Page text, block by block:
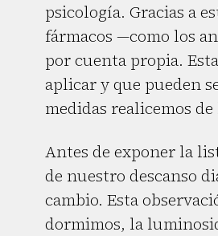
psicología. Gracias a
fármacos —como los
por cuenta propia.
aplicar y que pueden
medidas realicemos
Antes de exponer la
de nuestro descanso
cambio. Esta
dormimos, la